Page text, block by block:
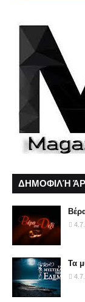
ΔΗΜΟΦΙΛΉ
Τα